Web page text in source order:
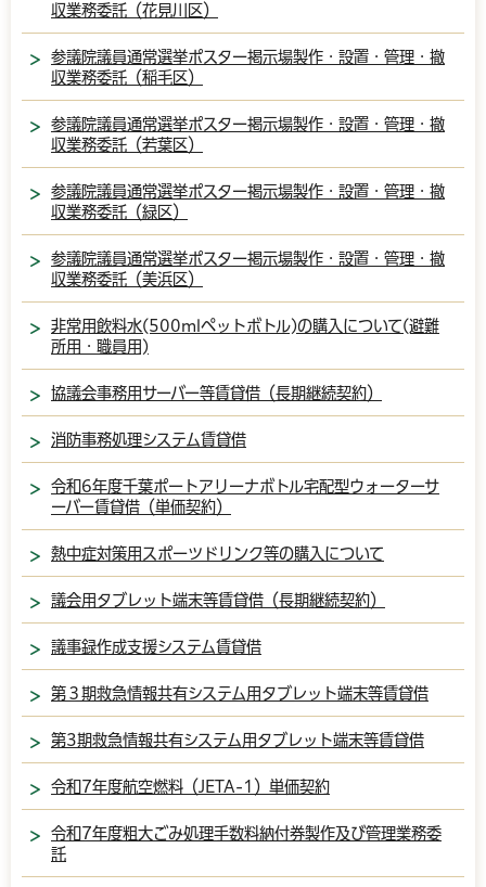
収業務委託（花見川区）
参議院議員通常選挙ポスター掲示場製作・設置・管理・撤
収業務委託（稲毛区）
参議院議員通常選挙ポスター掲示場製作・設置・管理・撤
収業務委託（若葉区）
参議院議員通常選挙ポスター掲示場製作・設置・管理・撤
収業務委託（緑区）
参議院議員通常選挙ポスター掲示場製作・設置・管理・撤
収業務委託（美浜区）
非常用飲料水(500mlペットボトル)の購入について(避難
所用・職員用)
協議会事務用サーバー等賃貸借（長期継続契約）
消防事務処理システム賃貸借
令和6年度千葉ポートアリーナボトル宅配型ウォーターサ
ーバー賃貸借（単価契約）
熱中症対策用スポーツドリンク等の購入について
議会用タブレット端末等賃貸借（長期継続契約）
議事録作成支援システム賃貸借
第３期救急情報共有システム用タブレット端末等賃貸借
第3期救急情報共有システム用タブレット端末等賃貸借
令和7年度航空燃料（JETA-1）単価契約
令和7年度粗大ごみ処理手数料納付券製作及び管理業務委
託